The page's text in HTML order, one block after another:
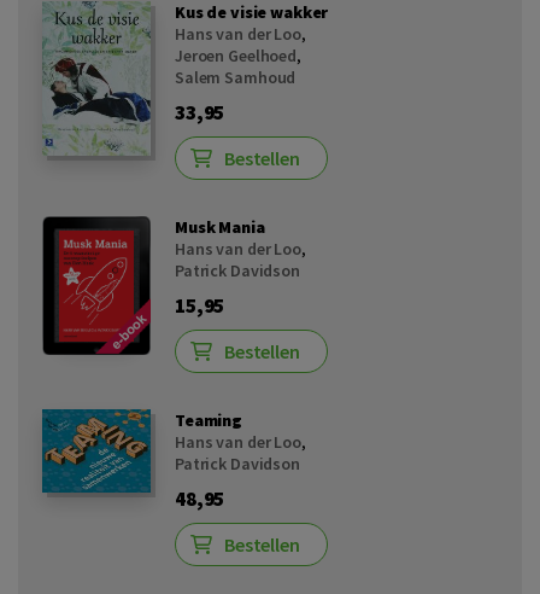
Kus de visie wakker
Hans van der Loo,
Jeroen Geelhoed,
Salem Samhoud
33,95
Bestellen
Musk Mania
Hans van der Loo,
Patrick Davidson
15,95
Bestellen
Teaming
Hans van der Loo,
Patrick Davidson
48,95
Bestellen